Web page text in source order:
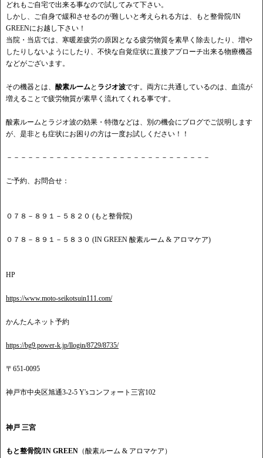
どれもご自宅で出来る事なので試してみて下さい。
しかし、ご自身で緩和させるのが難しいと考えられる方は、もと整骨院/IN
GREENにお越し下さい！
当院・当店では、寒暖差疲労の原因となる疲労物質を素早く除去したり、増や
したりしないようにしたり、不快な自覚症状に直接アプローチ出来る物療機器
などがございます。
その機器とは、 酸素ルームと ラジオ波です。両方に共通しているのは、血流が
増えることで疲労物質が素早く流れてくれる事です。
酸素ルームとラジオ波の効果・特徴などは、別の機会にブログでご説明します
が、是非とも症状にお困りの方は一度お試しください！！
－－－－－－－－－－－－－－－－－－－－－－－－－－－－－
ご予約、お問合せ：
０７８－８９１－５８２０ (もと整骨院)
０７８－８９１－５８３０ (IN GREEN 酸素ルーム & アロマケア)
HP
https://www.moto-seikotsuin111.com/
かんたんネット予約
https://bg9.power-k.jp/llogin/8729/8735/
〒651-0095
神戸市中央区旭通3-2-5 Y'sコンフォート三宮102
神戸 三宮
もと整骨院/IN GREEN （酸素ルーム & アロマケア）